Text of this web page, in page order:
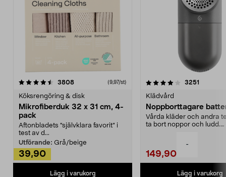
-
3808recensioner (9,97/st)
Köksrengöring & disk
Mikrofiberduk 32 x 31 cm, 4-
pack
Aftonbladets "självklara favorit” i
test av d...
Utförande: Grå/beige
39,90
Lägg i varukorg
4.0av 5 stjärnor 3251
Klädvård
Noppborttagare
Vårda kläder och andra
ta bort noppor och ludd.
149,90
Lägg i varukorg
4.5av 5 stjärnor